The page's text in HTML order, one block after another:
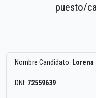
puesto/
Nombre Candidato:
DNI: 72559639